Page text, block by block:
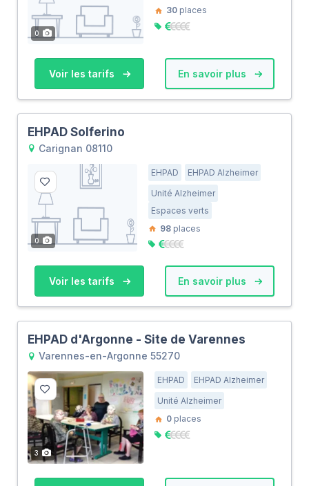
0
30 places
Voir les tarifs En savoir plus
EHPAD Solferino
Carignan 08110
0
EHPAD
EHPAD Alzheimer
Unité Alzheimer
Espaces verts
98 places
Voir les tarifs En savoir plus
EHPAD d'Argonne - Site de Varennes
Varennes-en-Argonne 55270
3
EHPAD
EHPAD Alzheimer
Unité Alzheimer
0 places